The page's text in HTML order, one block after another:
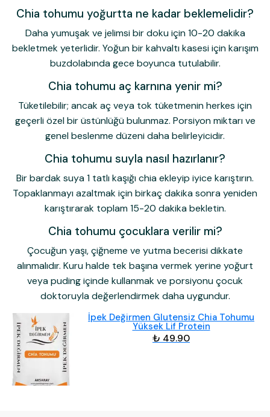
Chia tohumu yoğurtta ne kadar beklemelidir?
Daha yumuşak ve jelimsi bir doku için 10-20 dakika
bekletmek yeterlidir. Yoğun bir kahvaltı kasesi için karışım
buzdolabında gece boyunca tutulabilir.
Chia tohumu aç karnına yenir mi?
Tüketilebilir; ancak aç veya tok tüketmenin herkes için
geçerli özel bir üstünlüğü bulunmaz. Porsiyon miktarı ve
genel beslenme düzeni daha belirleyicidir.
Chia tohumu suyla nasıl hazırlanır?
Bir bardak suya 1 tatlı kaşığı chia ekleyip iyice karıştırın.
Topaklanmayı azaltmak için birkaç dakika sonra yeniden
karıştırarak toplam 15-20 dakika bekletin.
Chia tohumu çocuklara verilir mi?
Çocuğun yaşı, çiğneme ve yutma becerisi dikkate
alınmalıdır. Kuru halde tek başına vermek yerine yoğurt
veya puding içinde kullanmak ve porsiyonu çocuk
doktoruyla değerlendirmek daha uygundur.
İpek Değirmen Glutensiz Chia Tohumu
Yüksek Lif Protein
₺ 49.90